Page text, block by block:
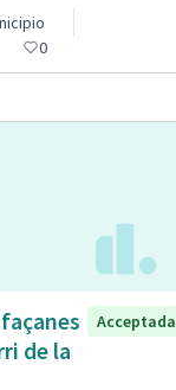
0
de la
Acceptada